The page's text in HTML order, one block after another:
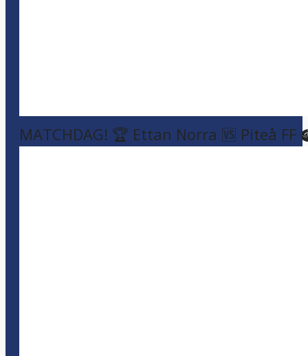
MATCHDAG! 🏆 Ettan Norra 🆚 Piteå FF